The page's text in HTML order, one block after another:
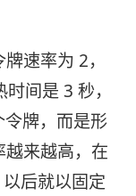
速率为 2，
间是 3 秒，
牌，而是形
来越高，在
后就以固定